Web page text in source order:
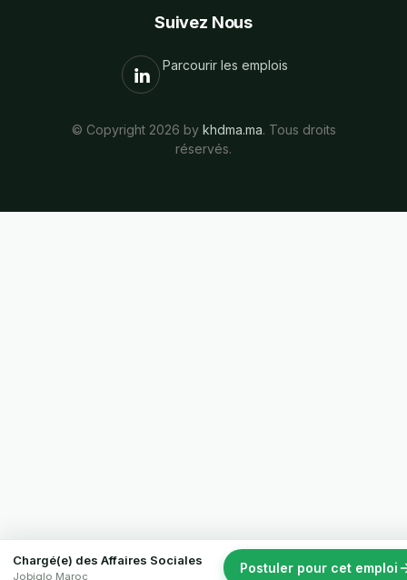
Chargé(e) des Affaires Sociales
Jobiglo Maroc
Postuler pour cet emploi
Suivez Nous
Parcourir les emplois
© Copyright 2026 by khdma.ma. Tous droits
réservés.